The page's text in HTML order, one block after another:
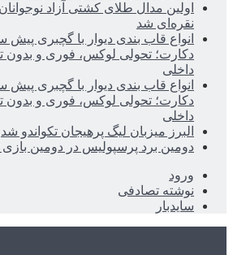
اولین مدال طلای کشتی آزاد
نقره‌ای شد
انواع قاب بندی دیوار با گچبری پیش
دکارت؛ تحولی لوکس، فوری و بدون
داخلی
انواع قاب بندی دیوار با گچبری پیش
دکارت؛ تحولی لوکس، فوری و بدون
داخلی
البرز میزبان لیگ پرهیجان تکواندو شد
دومین برد پرسپولیس در دومین بازی
ورود
نوشته تصادفی
سایدبار